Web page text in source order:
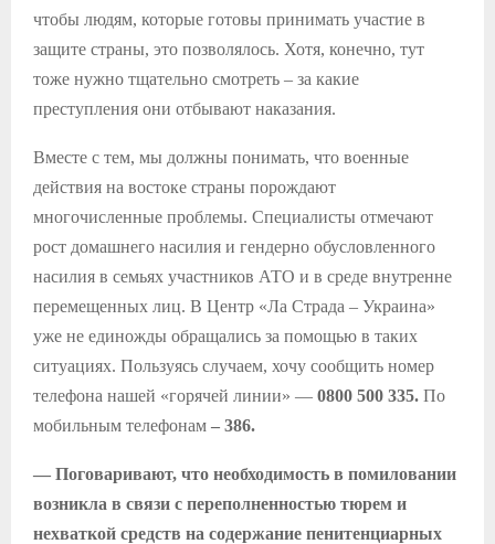
чтобы людям, которые готовы принимать участие в
защите страны, это позволялось. Хотя, конечно, тут
тоже нужно тщательно смотреть – за какие
преступления они отбывают наказания.
Вместе с тем, мы должны понимать, что военные
действия на востоке страны порождают
многочисленные проблемы. Специалисты отмечают
рост домашнего насилия и гендерно обусловленного
насилия в семьях участников АТО и в среде внутренне
перемещенных лиц. В Центр «Ла Страда – Украина»
уже не единожды обращались за помощью в таких
ситуациях. Пользуясь случаем, хочу сообщить номер
телефона нашей «горячей линии» — 0800 500 335. По
мобильным телефонам – 386.
— Поговаривают, что необходимость в помиловании
возникла в связи с переполненностью тюрем и
нехваткой средств на содержание пенитенциарных